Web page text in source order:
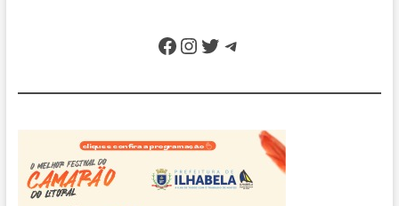
Facebook
Instagram
Twitter
Telegram